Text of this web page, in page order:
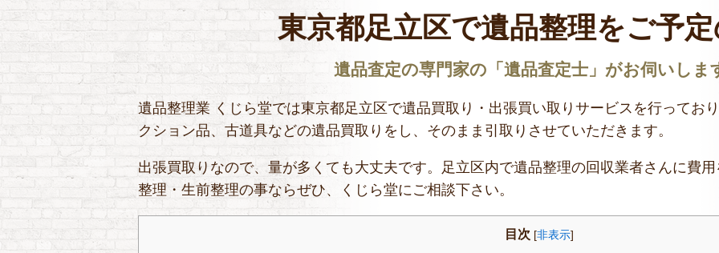
東京都足立区で遺品整理をご予
遺品査定の専門家の「遺品査定士」がお伺いしま
遺品整理業 くじら堂では東京都足立区で遺品買取り・出張買い取りサービスを行ってお
クション品、古道具などの遺品買取りをし、そのまま引取りさせていただきます。
出張買取りなので、量が多くても大丈夫です。足立区内で遺品整理の回収業者さんに費
整理・生前整理の事ならぜひ、くじら堂にご相談下さい。
目次 [非表示]